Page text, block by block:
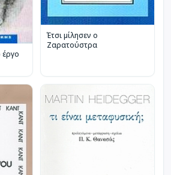
Έτσι μίλησεν ο
Ζαρατούστρα